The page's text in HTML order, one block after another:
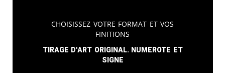
Choisissez votre format et vos
finitions
Tirage d'art original. Numerote et
signe